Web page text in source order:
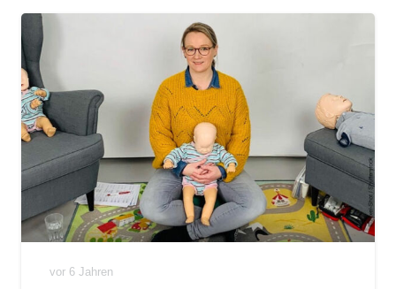
vor 6 Jahren